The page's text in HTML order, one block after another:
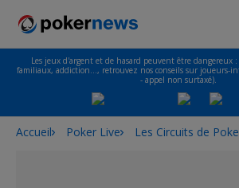
Les jeux d'argent et de hasard peuvent être dangereux
familiaux, addiction…, retrouvez nos conseils sur joueurs-
- appel non surtaxé).
Accueil Poker Live Les Circuits de